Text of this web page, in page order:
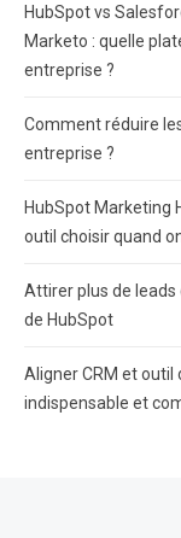
HubSpot vs
Marketo : quelle
entreprise ?
Comment réduire
entreprise ?
HubSpot Marketing
outil choisir quand
Attirer plus de
de HubSpot
Aligner CRM et outil
indispensable et